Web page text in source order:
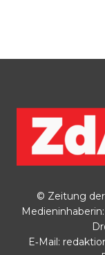
© Zeitung
Medieninhaberin:
E‑Mail: